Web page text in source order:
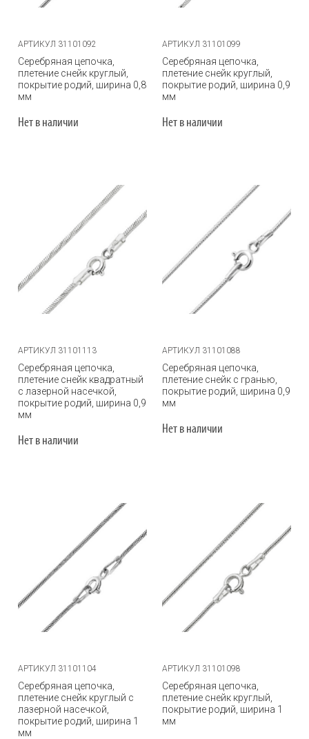
АРТИКУЛ 31101092
Серебряная цепочка,
плетение снейк круглый,
покрытие родий, ширина 0,8
мм
Нет в наличии
АРТИКУЛ 31101099
Серебряная цепочка,
плетение снейк круглый,
покрытие родий, ширина 0,9
мм
Нет в наличии
АРТИКУЛ 31101113
Серебряная цепочка,
плетение снейк квадратный
с лазерной насечкой,
покрытие родий, ширина 0,9
мм
Нет в наличии
АРТИКУЛ 31101088
Серебряная цепочка,
плетение снейк с гранью,
покрытие родий, ширина 0,9
мм
Нет в наличии
АРТИКУЛ 31101104
Серебряная цепочка,
плетение снейк круглый с
лазерной насечкой,
покрытие родий, ширина 1
мм
АРТИКУЛ 31101098
Серебряная цепочка,
плетение снейк круглый,
покрытие родий, ширина 1
мм